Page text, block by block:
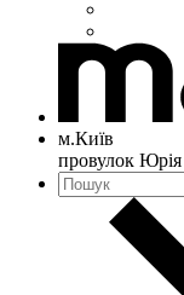
м.Київ
провулок